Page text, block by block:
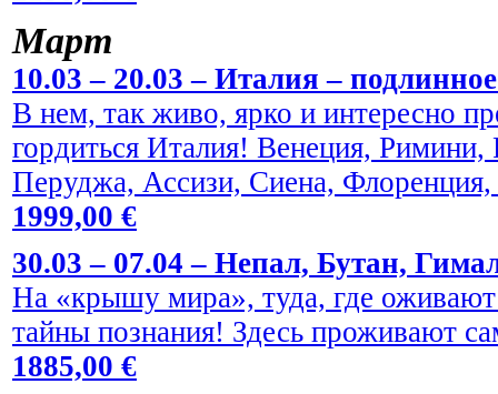
Maрт
10.03 – 20.03 – Италия –
В нем, так живо, ярко и интересно
гордиться Италия! Венеция,
Перуджа, Ассизи, Сиена,
1999,00 €
30.03 – 07.04 – Непал, Бутан,
На «крышу мира», туда, где
тайны познания! Здесь проживают
1885,00 €